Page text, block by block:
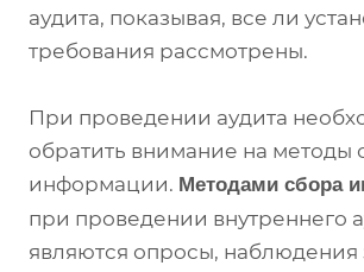
аудита, показывая, все ли
требования рассмотрены.
При проведении аудита
обратить внимание на методы
информации. Методами сбора
при проведении внутреннего
являются опросы, наблюдения